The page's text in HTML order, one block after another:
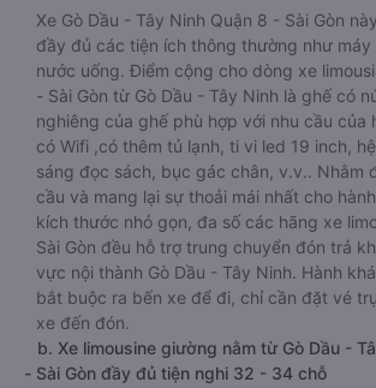
Xe Gò Dầu - Tây Ninh Quận 8 - Sài Gòn
đầy đủ các tiện ích thông thường như máy
nước uống. Điểm cộng cho dòng xe
- Sài Gòn từ Gò Dầu - Tây Ninh là ghế có
nghiêng của ghế phù hợp với nhu cầu của
có Wifi ,có thêm tủ lạnh, ti vi led 19 inch,
sáng đọc sách, bục gác chân, v.v.. Nhằm
cầu và mang lại sự thoải mái nhất cho
kích thước nhỏ gọn, đa số các hãng xe
Sài Gòn đều hỗ trợ trung chuyển đón trả
vực nội thành Gò Dầu - Tây Ninh. Hành
bắt buộc ra bến xe để đi, chỉ cần đặt vé
xe đến đón.
b. Xe limousine giường nằm từ Gò Dầu -
- Sài Gòn đầy đủ tiện nghi 32 - 34 chỗ